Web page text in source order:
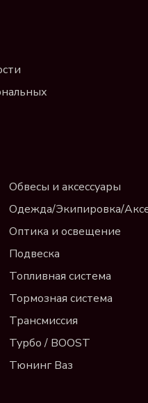
Обвесы и аксессуары
Одежда/Экипировка/
Оптика и освещение
Подвеска
Топливная система
Тормозная система
Трансмиссия
Турбо / BOOST
Тюнинг Ваз